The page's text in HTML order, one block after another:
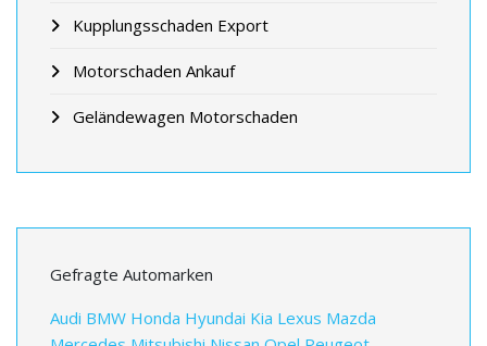
Kupplungsschaden Export
Motorschaden Ankauf
Geländewagen Motorschaden
Gefragte Automarken
Audi BMW Honda Hyundai Kia Lexus Mazda